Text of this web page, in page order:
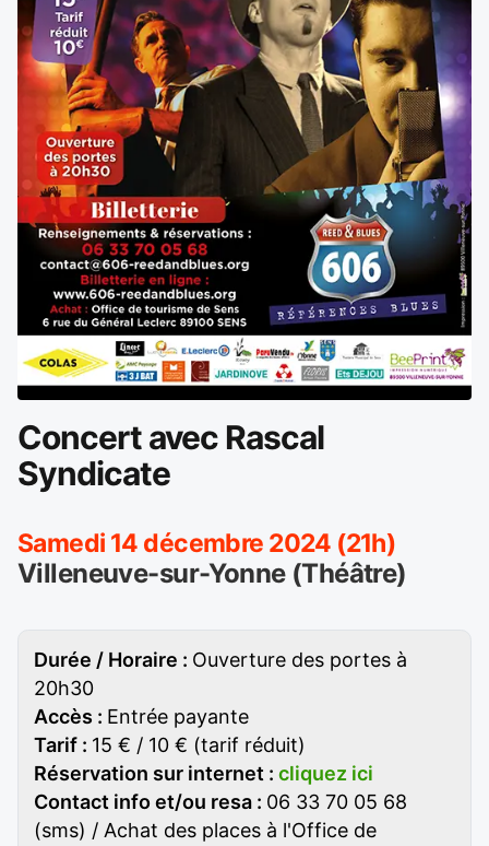
Concert avec Rascal
Syndicate
Samedi 14 décembre 2024 (21h)
Villeneuve-sur-Yonne (Théâtre)
Durée / Horaire : Ouverture des portes à
20h30
Accès : Entrée payante
Tarif : 15 € / 10 € (tarif réduit)
Réservation sur internet : cliquez ici
Contact info et/ou resa : 06 33 70 05 68
(sms) / Achat des places à l'Office de